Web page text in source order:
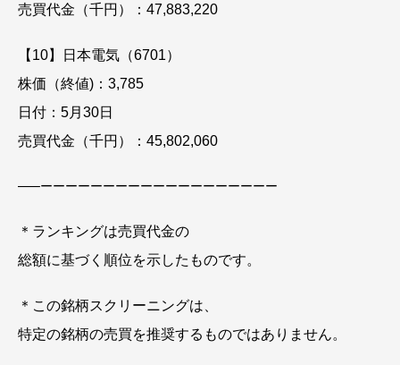
売買代金（千円）：47,883,220
【10】日本電気（6701）
株価（終値)：3,785
日付：5月30日
売買代金（千円）：45,802,060
—–ーーーーーーーーーーーーーーーーーーー
＊ランキングは売買代金の
総額に基づく順位を示したものです。
＊この銘柄スクリーニングは、
特定の銘柄の売買を推奨するものではありません。